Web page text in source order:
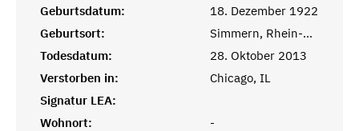
Geburtsdatum:
18. Dezember 1922
Geburtsort:
Simmern, Rhein-Hunsrück-Kreis
Todesdatum:
28. Oktober 2013
Verstorben in:
Chicago, IL
Signatur LEA:
Wohnort:
-